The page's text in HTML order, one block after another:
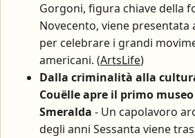
Gorgoni, figura chiave della
Novecento, viene presentata
per celebrare i grandi
americani. (ArtsLife)
Dalla criminalità alla
Couëlle apre il primo
Smeralda - Un capolavoro
degli anni Sessanta viene